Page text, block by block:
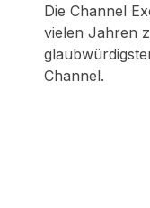
Die Channel
vielen Jahren
Channel.